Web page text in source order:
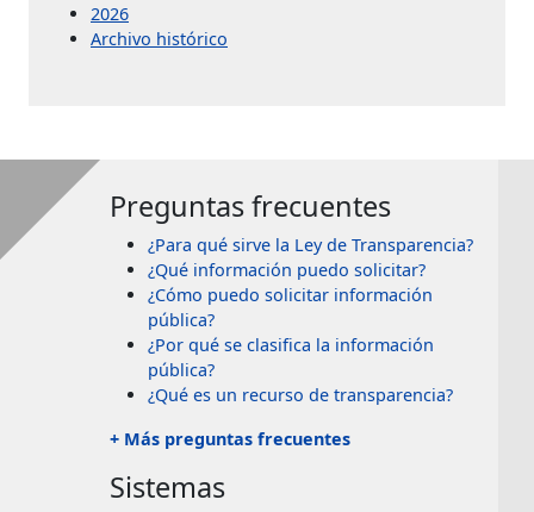
2026
Archivo histórico
Preguntas frecuentes
¿Para qué sirve la Ley de Transparencia?
¿Qué información puedo solicitar?
¿Cómo puedo solicitar información
pública?
¿Por qué se clasifica la información
pública?
¿Qué es un recurso de transparencia?
+ Más preguntas frecuentes
Sistemas